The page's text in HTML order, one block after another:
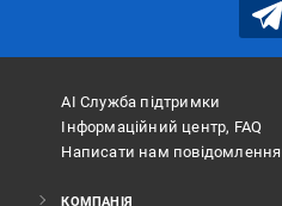
АІ Служба підтримки
Інформаційний центр, FAQ
Написати нам повідомлення
КОМПАНІЯ